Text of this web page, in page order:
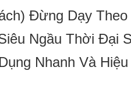
Đừng Dạy
Ngầu Thời Đại
Nhanh Và